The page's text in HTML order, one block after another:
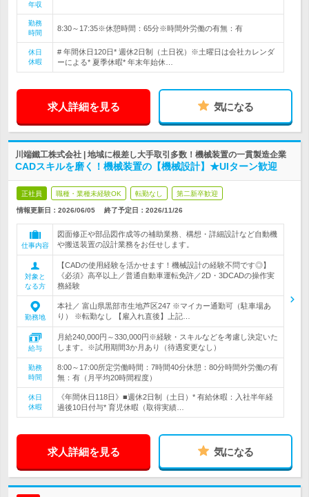
年収
勤務
時間
8:30～17:35※休憩時間：65分※時間外労働の有無：有
休日
休暇
# 年間休日120日* 週休2日制（土日祝）※土曜日は会社カレンダ
ーによる* 夏季休暇* 年末年始休…
求人詳細を見る 気になる
川端鐵工株式会社 | 地域に根差し大手取引多数！機械装置の一貫製造企業
CADスキルを磨く！機械装置の【機械設計】★UIターン歓迎
正社員 職種・業種未経験OK 転勤なし 第二新卒歓迎
情報更新日：2026/06/05 終了予定日： 2026/11/26
仕事内容
図面修正や部品図作成等の補助業務、構想・詳細設計など自動機
や搬送装置の設計業務をお任せします。
対象と
なる方
【CADの使用経験を活かせます！機械設計の経験不問です◎】
《必須》高卒以上／普通自動車運転免許／2D・3DCADの操作実
務経験
勤務地
本社／ 富山県黒部市生地芦区247 ※マイカー通勤可（駐車場あ
り） ※転勤なし 【雇入れ直後】上記…
給与
月給240,000円～330,000円※経験・スキルなどを考慮し決定いた
します。※試用期間3か月あり（待遇変更なし）
勤務
時間
8:00～17:00所定労働時間：7時間40分休憩：80分時間外労働の有
無：有（月平均20時間程度）
休日
休暇
《年間休日118日》■週休2日制（土日）* 有給休暇：入社半年経
過後10日付与* 育児休暇（取得実績…
求人詳細を見る 気になる